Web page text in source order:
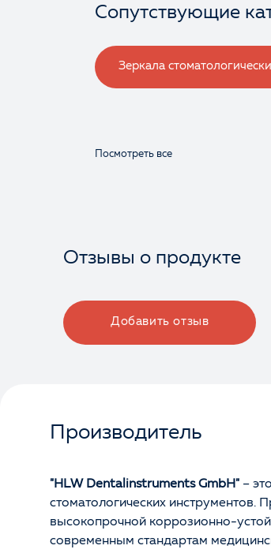
Сопутствующие
Зеркала
Посмотреть все
Отзывы о продукте
Добавить отзыв
Производитель
"HLW Dentalinstruments GmbH" –
стоматологических инструментов.
высокопрочной коррозионно-
современным стандартам